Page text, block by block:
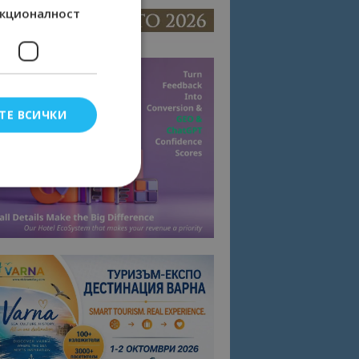
ВСИЧКИ
влизане и
съгласието
на сайта.